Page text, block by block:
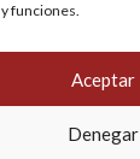
funciones.
Aceptar
Denegar
de cookies